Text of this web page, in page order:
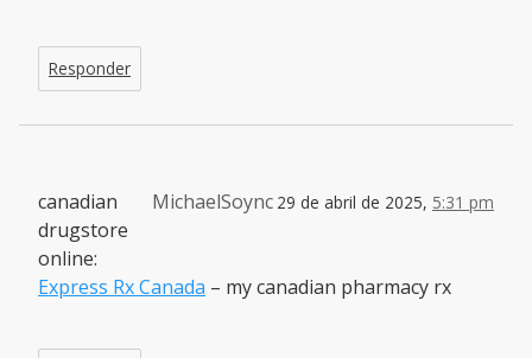
Responder
MichaelSoync 29 de abril de 2025, 5:31 pm
canadian
drugstore
online:
Express Rx Canada – my canadian pharmacy rx